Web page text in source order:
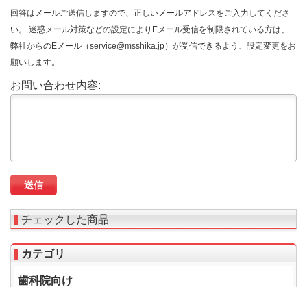
回答はメールご送信しますので、正しいメールアドレスをご入力してくださ
い。 迷惑メール対策などの設定によりEメール受信を制限されている方は、
弊社からのEメール（service@msshika.jp）が受信できるよう、設定変更をお
願いします。
お問い合わせ内容:
チェックした商品
カテゴリ
歯科院向け